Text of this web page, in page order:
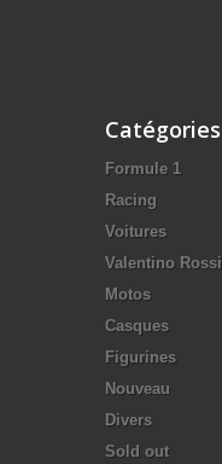
Catégories
Formule 1
Racing
Voitures
Valentino Rossi
Motos
Casques
Figurines
Nouveau
Divers
Sold out